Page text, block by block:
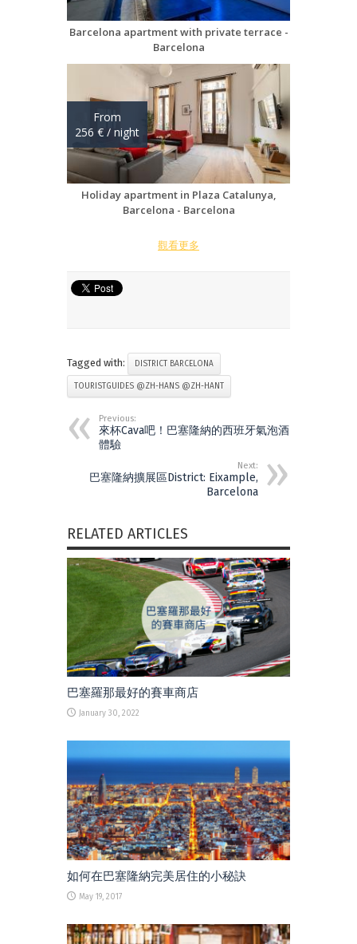
觀看更多
Tagged with: DISTRICT BARCELONA
TOURISTGUIDES @ZH-HANS @ZH-HANT
Previous:
來杯Cava吧！巴塞隆納的西班牙氣泡酒
體驗
Next:
巴塞隆納擴展區District: Eixample,
Barcelona
RELATED ARTICLES
巴塞羅那最好的賽車商店
January 30, 2022
如何在巴塞隆納完美居住的小秘訣
May 19, 2017